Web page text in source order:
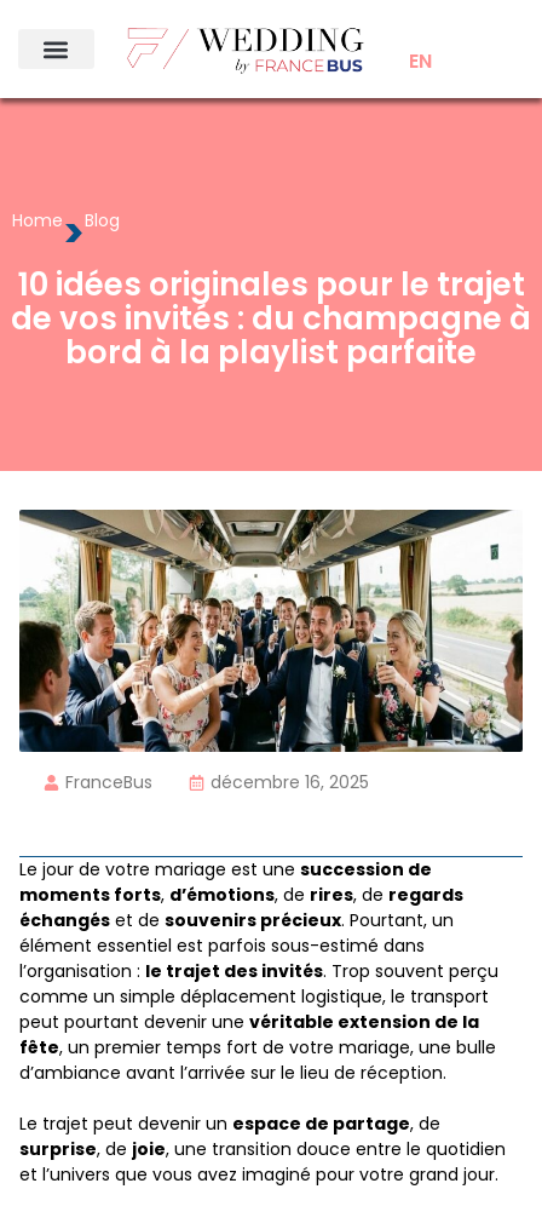
EN
Home>Blog
10 idées originales pour le trajet
de vos invités : du champagne à
bord à la playlist parfaite
FranceBus décembre 16, 2025
Le jour de votre mariage est une succession de
moments forts, d’émotions, de rires, de regards
échangés et de souvenirs précieux. Pourtant, un
élément essentiel est parfois sous-estimé dans
l’organisation : le trajet des invités. Trop souvent perçu
comme un simple déplacement logistique, le transport
peut pourtant devenir une véritable extension de la
fête, un premier temps fort de votre mariage, une bulle
d’ambiance avant l’arrivée sur le lieu de réception.
Le trajet peut devenir un espace de partage, de
surprise, de joie, une transition douce entre le quotidien
et l’univers que vous avez imaginé pour votre grand jour.